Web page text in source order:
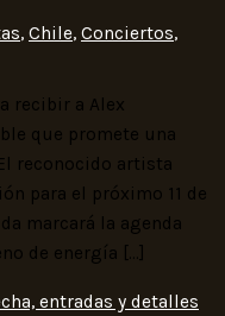
, Chile, Conciertos,
recibir a Alex
que promete una
reconocido artista
para el próximo 11 de
marcará la agenda
de energía […]
entradas y detalles